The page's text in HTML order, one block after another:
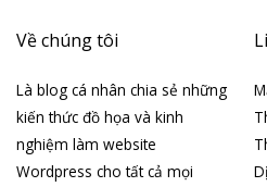
Về chúng tôi
Là blog cá nhân chia sẻ những
kiến thức đồ họa và kinh
nghiệm làm website
Wordpress cho tất cả mọi